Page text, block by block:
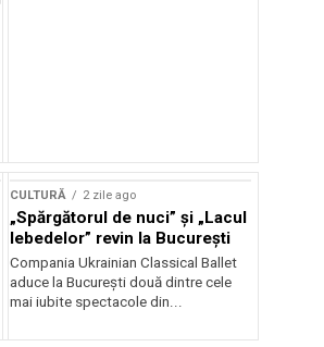
CULTURĂ 2 zile ago
„Spărgătorul de nuci” și „Lacul
lebedelor” revin la București
Compania Ukrainian Classical Ballet
aduce la București două dintre cele
mai iubite spectacole din...